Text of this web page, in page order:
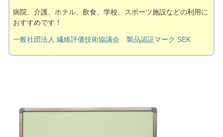
病院、介護、ホテル、飲食、学校、スポーツ施設などの利用に
おすすめです！
一般社団法人 繊維評価技術協議会 製品認証マーク SEK